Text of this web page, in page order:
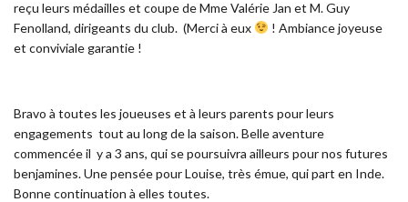
reçu leurs médailles et coupe de Mme Valérie Jan et M. Guy
Fenolland, dirigeants du club. (Merci à eux
! Ambiance joyeuse
et conviviale garantie !
Bravo à toutes les joueuses et à leurs parents pour leurs
engagements tout au long de la saison. Belle aventure
commencée il y a 3 ans, qui se poursuivra ailleurs pour nos futures
benjamines. Une pensée pour Louise, très émue, qui part en Inde.
Bonne continuation à elles toutes.